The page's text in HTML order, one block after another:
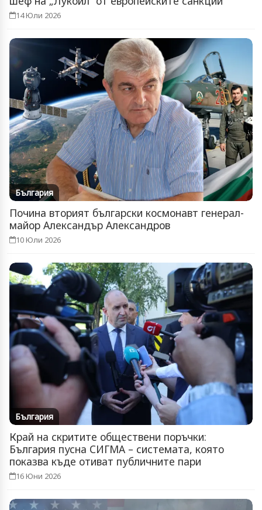
14 Юли 2026
България
Почина вторият български космонавт генерал-
майор Александър Александров
10 Юли 2026
България
Край на скритите обществени поръчки:
България пусна СИГМА – системата, която
показва къде отиват публичните пари
16 Юни 2026